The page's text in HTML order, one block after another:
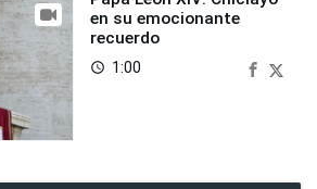
en su emocionante
recuerdo
access_time 1:00